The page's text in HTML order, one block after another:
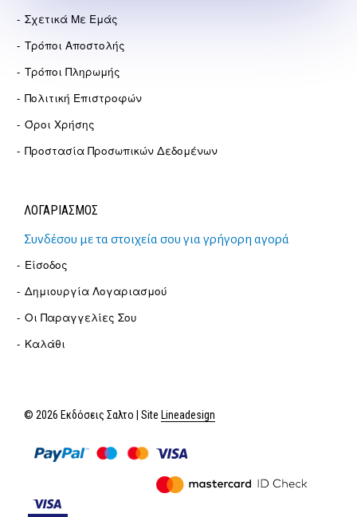
Σχετικά Με Εμάς
Τρόποι Αποστολής
Τρόποι Πληρωμής
Πολιτική Επιστροφών
Όροι Χρήσης
Προστασία Προσωπικών Δεδομένων
ΛΟΓΑΡΙΑΣΜΟΣ
Συνδέσου με τα στοιχεία σου για γρήγορη αγορά
Είσοδος
Δημιουργία Λογαριασμού
Οι Παραγγελίες Σου
Καλάθι
© 2026 Εκδόσεις Σαλτο | Site Lineadesign